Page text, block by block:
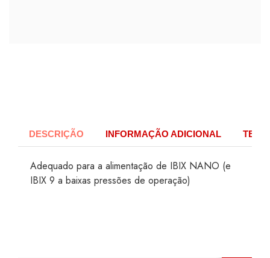
DESCRIÇÃO INFORMAÇÃO ADICIONAL
Adequado para a alimentação de IBIX NANO (e
IBIX 9 a baixas pressões de operação)